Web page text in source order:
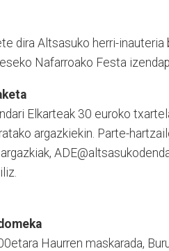
dira Altsasuko herri-
Nafarroako Festa
Elkarteak 30 euroko
argazkiekin. Parte-
Haurren maskarada,